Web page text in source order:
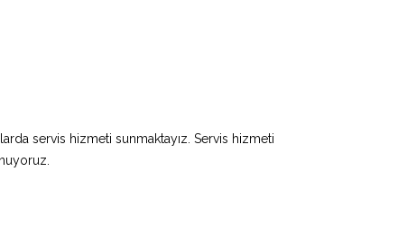
servis hizmeti sunmaktayız. Servis hizmeti